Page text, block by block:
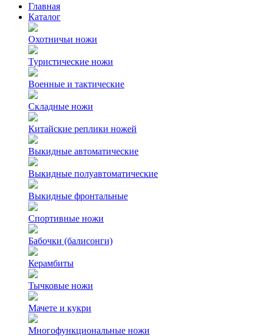
Главная
Каталог
Охотничьи ножи
Туристические ножи
Военные и тактические
Складные ножи
Китайские реплики ножей
Выкидные автоматические
Выкидные полуавтоматические
Выкидные фронтальные
Спортивные ножи
Бабочки (балисонги)
Керамбиты
Тычковые ножи
Мачете и кукри
Многофункциональные ножи